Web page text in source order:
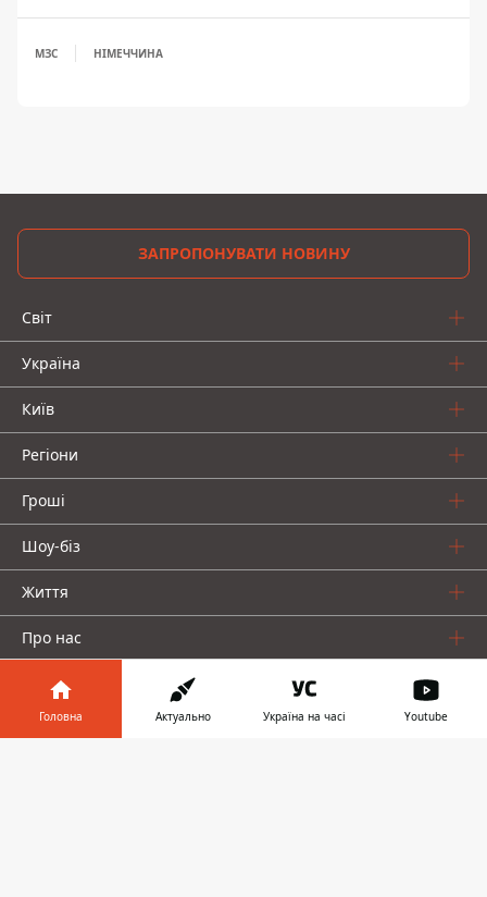
МЗС НІМЕЧЧИНА
ЗАПРОПОНУВАТИ НОВИНУ
Світ
Україна
Київ
Регіони
Гроші
Шоу-біз
Життя
Про нас
Головна Актуально Україна на часі Youtube